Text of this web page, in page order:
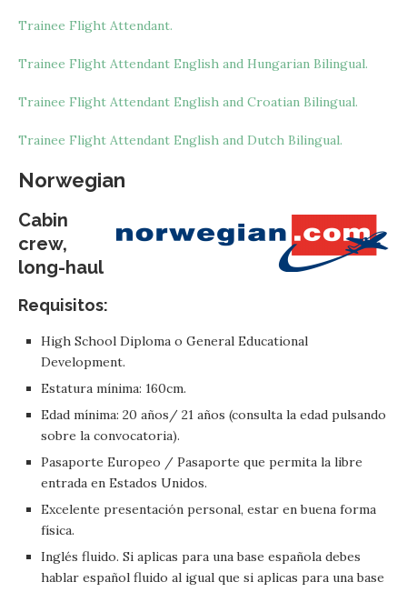
Trainee Flight Attendant.
Trainee Flight Attendant English and Hungarian Bilingual.
Trainee Flight Attendant English and Croatian Bilingual.
Trainee Flight Attendant English and Dutch Bilingual.
Norwegian
Cabin
crew,
long-haul
Requisitos:
High School Diploma o General Educational
Development.
Estatura mínima: 160cm.
Edad mínima: 20 años/ 21 años (consulta la edad pulsando
sobre la convocatoria).
Pasaporte Europeo / Pasaporte que permita la libre
entrada en Estados Unidos.
Excelente presentación personal, estar en buena forma
física.
Inglés fluido. Si aplicas para una base española debes
hablar español fluido al igual que si aplicas para una base